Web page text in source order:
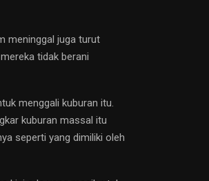
meninggal juga turut
tidak berani
menggali kuburan itu.
kuburan massal itu
seperti yang dimiliki oleh